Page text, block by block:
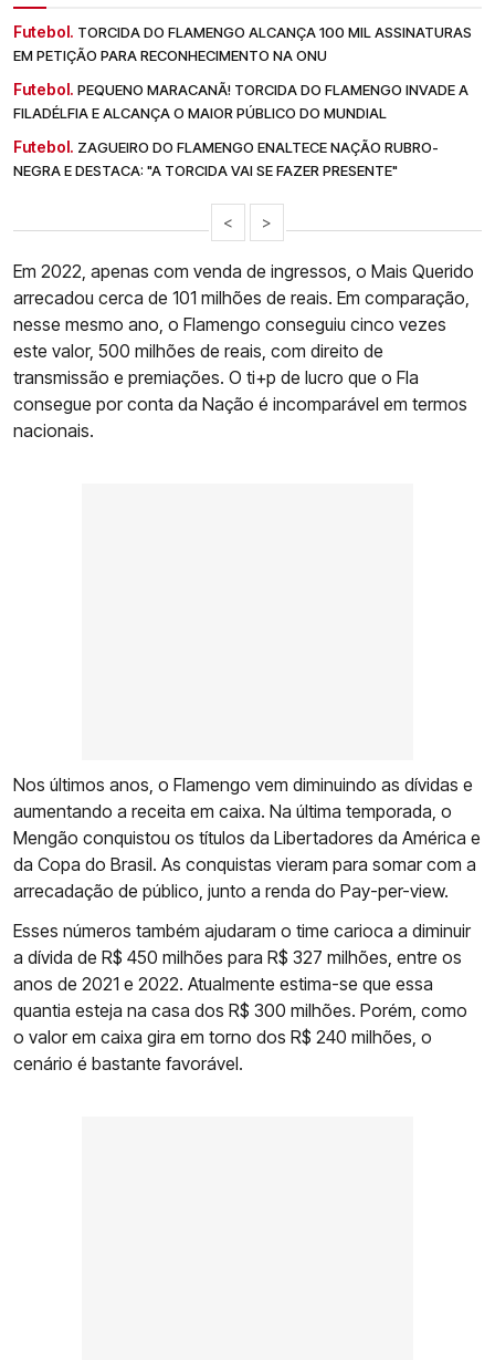
Futebol. TORCIDA DO FLAMENGO ALCANÇA 100 MIL ASSINATURAS
EM PETIÇÃO PARA RECONHECIMENTO NA ONU
Futebol. PEQUENO MARACANÃ! TORCIDA DO FLAMENGO INVADE A
FILADÉLFIA E ALCANÇA O MAIOR PÚBLICO DO MUNDIAL
Futebol. ZAGUEIRO DO FLAMENGO ENALTECE NAÇÃO RUBRO-
NEGRA E DESTACA: "A TORCIDA VAI SE FAZER PRESENTE"
< >
Em 2022, apenas com venda de ingressos, o Mais Querido
arrecadou cerca de 101 milhões de reais. Em comparação,
nesse mesmo ano, o Flamengo conseguiu cinco vezes
este valor, 500 milhões de reais, com direito de
transmissão e premiações. O ti+p de lucro que o Fla
consegue por conta da Nação é incomparável em termos
nacionais.
Nos últimos anos, o Flamengo vem diminuindo as dívidas e
aumentando a receita em caixa. Na última temporada, o
Mengão conquistou os títulos da Libertadores da América e
da Copa do Brasil. As conquistas vieram para somar com a
arrecadação de público, junto a renda do Pay-per-view.
Esses números também ajudaram o time carioca a diminuir
a dívida de R$ 450 milhões para R$ 327 milhões, entre os
anos de 2021 e 2022. Atualmente estima-se que essa
quantia esteja na casa dos R$ 300 milhões. Porém, como
o valor em caixa gira em torno dos R$ 240 milhões, o
cenário é bastante favorável.